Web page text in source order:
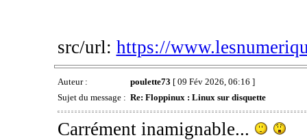
src/url: https://
Auteur : poulette73 [ 09 Fév 2026, 06:16 ]
Sujet du message : Re: Floppinux : Linux sur disquette
Carrément inamignable...